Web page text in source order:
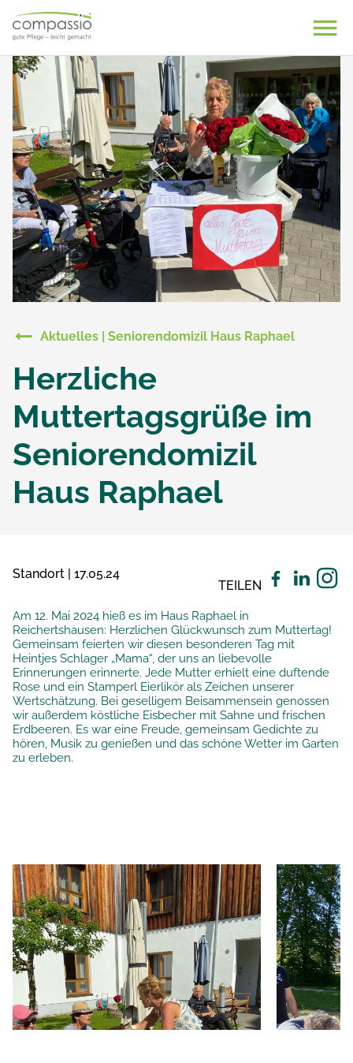
content
Aktuelles | Seniorendomizil Haus Raphael
Herzliche
Muttertagsgrüße im
Seniorendomizil
Haus Raphael
Standort | 17.05.24
TEILEN
Am 12. Mai 2024 hieß es im Haus Raphael in
Reichertshausen: Herzlichen Glückwunsch zum Muttertag!
Gemeinsam feierten wir diesen besonderen Tag mit
Heintjes Schlager „Mama“, der uns an liebevolle
Erinnerungen erinnerte. Jede Mutter erhielt eine duftende
Rose und ein Stamperl Eierlikör als Zeichen unserer
Wertschätzung. Bei geselligem Beisammensein genossen
wir außerdem köstliche Eisbecher mit Sahne und frischen
Erdbeeren. Es war eine Freude, gemeinsam Gedichte zu
hören, Musik zu genießen und das schöne Wetter im Garten
zu erleben.